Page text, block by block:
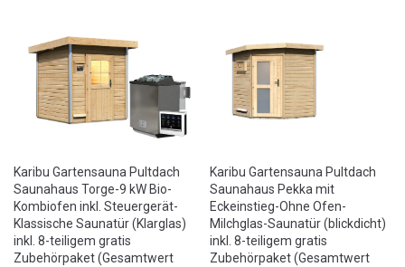
Karibu Gartensauna Pultdach
Saunahaus Torge-9 kW Bio-
Kombiofen inkl. Steuergerät-
Klassische Saunatür (Klarglas)
inkl. 8-teiligem gratis
Zubehörpaket (Gesamtwert
Karibu Gartensauna Pultdach
Saunahaus Pekka mit
Eckeinstieg-Ohne Ofen-
Milchglas-Saunatür (blickdicht)
inkl. 8-teiligem gratis
Zubehörpaket (Gesamtwert